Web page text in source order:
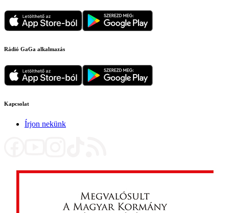
Rádió GaGa alkalmazás
Kapcsolat
Írjon nekünk